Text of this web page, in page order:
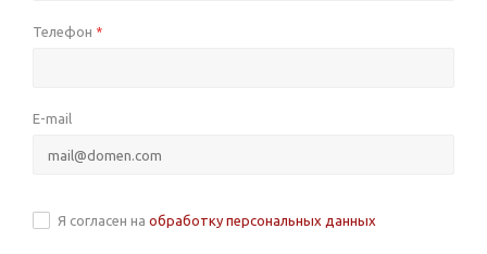
Телефон *
E-mail
Я согласен на обработку персональных данных